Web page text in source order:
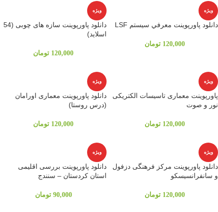
ویژه
دانلود پاورپوینت معرفي سيستم LSF
120,000 تومان
ویژه
دانلود پاورپوینت سازه های چوبی (54
اسلاید)
120,000 تومان
ویژه
پاورپوینت معماری تاسیسات الکتریکی
نور و صوت
120,000 تومان
ویژه
دانلود پاورپوینت معماری اورامان
(درس روستا)
120,000 تومان
ویژه
دانلود پاورپوینت مرکز فرهنگی دزفول
و سانفرانسیسکو
120,000 تومان
ویژه
دانلود پاورپوینت بررسی اقلیمی
استان کردستان – سنندج
90,000 تومان